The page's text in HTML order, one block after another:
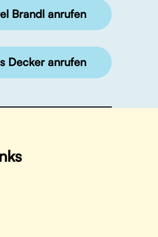
Brandl anrufen
Decker anrufen